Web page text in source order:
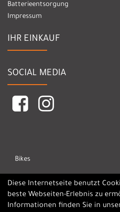
Batterieentsorgung
Impressum
IHR EINKAUF
SOCIAL MEDIA
Bikes
Marken
Diese Internetseite benutzt
beste Webseiten-Erlebnis zu
Informationen finden Sie in